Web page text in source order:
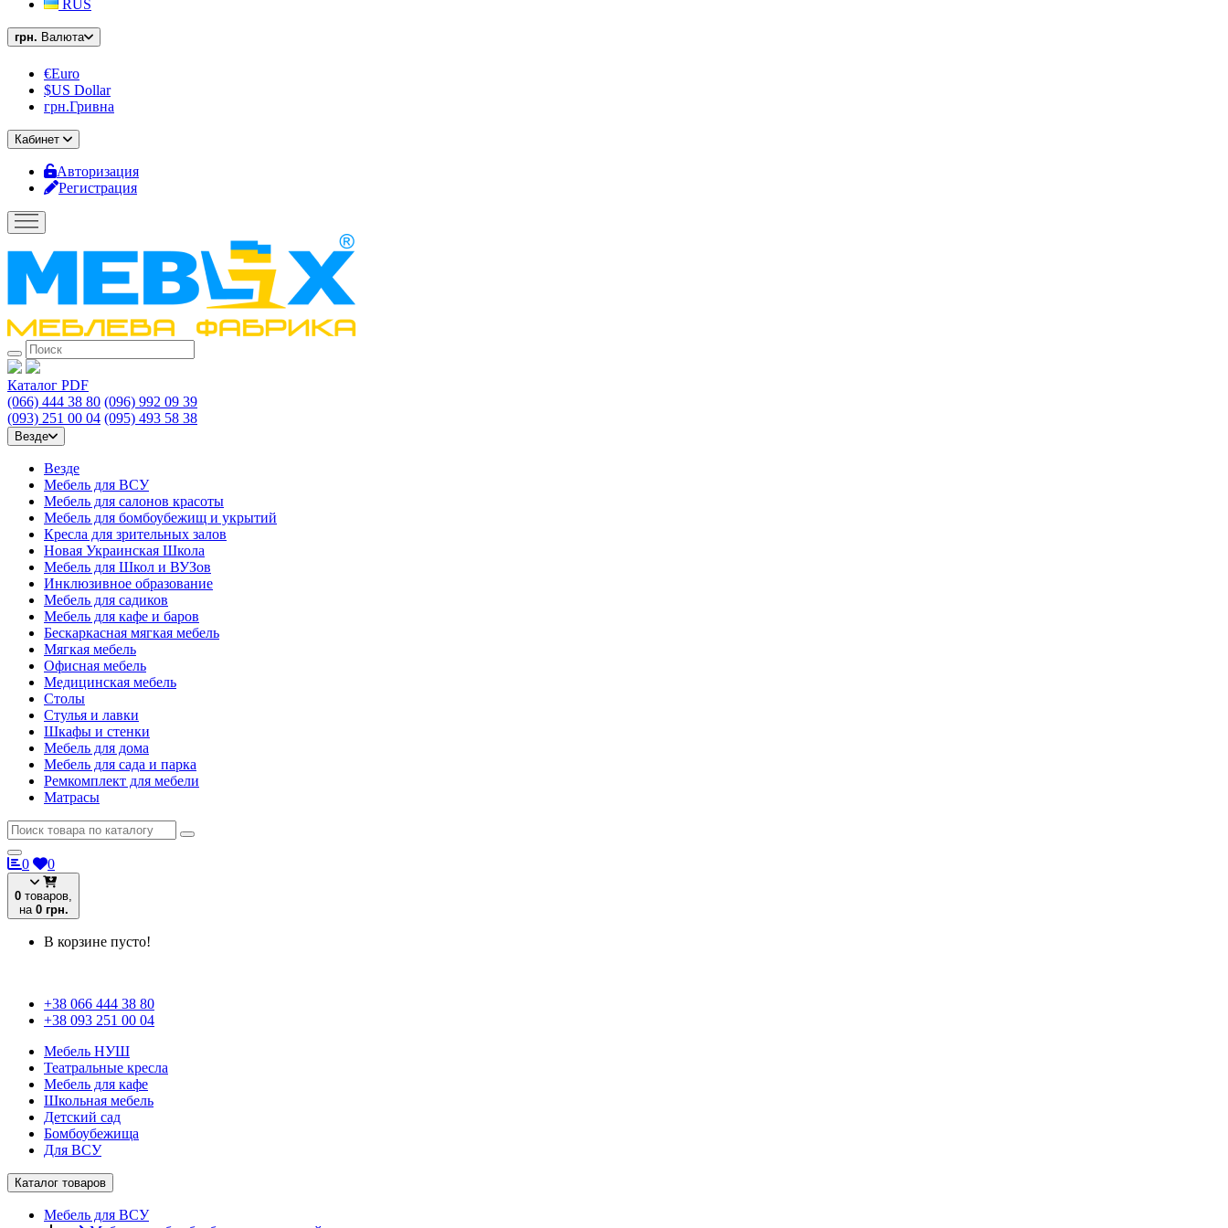
RUS
грн. Валюта
€Euro
$US Dollar
грн.Гривна
Кабинет
Авторизация
Регистрация
Каталог PDF
(066) 444 38 80 (096) 992 09 39
(093) 251 00 04 (095) 493 58 38
Везде
Везде
Мебель для ВСУ
Мебель для салонов красоты
Мебель для бомбоубежищ и укрытий
Кресла для зрительных залов
Новая Украинская Школа
Мебель для Школ и ВУЗов
Инклюзивное образование
Мебель для садиков
Мебель для кафе и баров
Бескаркасная мягкая мебель
Мягкая мебель
Офисная мебель
Медицинская мебель
Столы
Стулья и лавки
Шкафы и стенки
Мебель для дома
Мебель для сада и парка
Ремкомплект для мебели
Матрасы
0 0
0 товаров,
на 0 грн.
В корзине пусто!
+38 066 444 38 80
+38 093 251 00 04
Мебель НУШ
Театральные кресла
Мебель для кафе
Школьная мебель
Детский сад
Бомбоубежища
Для ВСУ
Каталог товаров
Мебель для ВСУ